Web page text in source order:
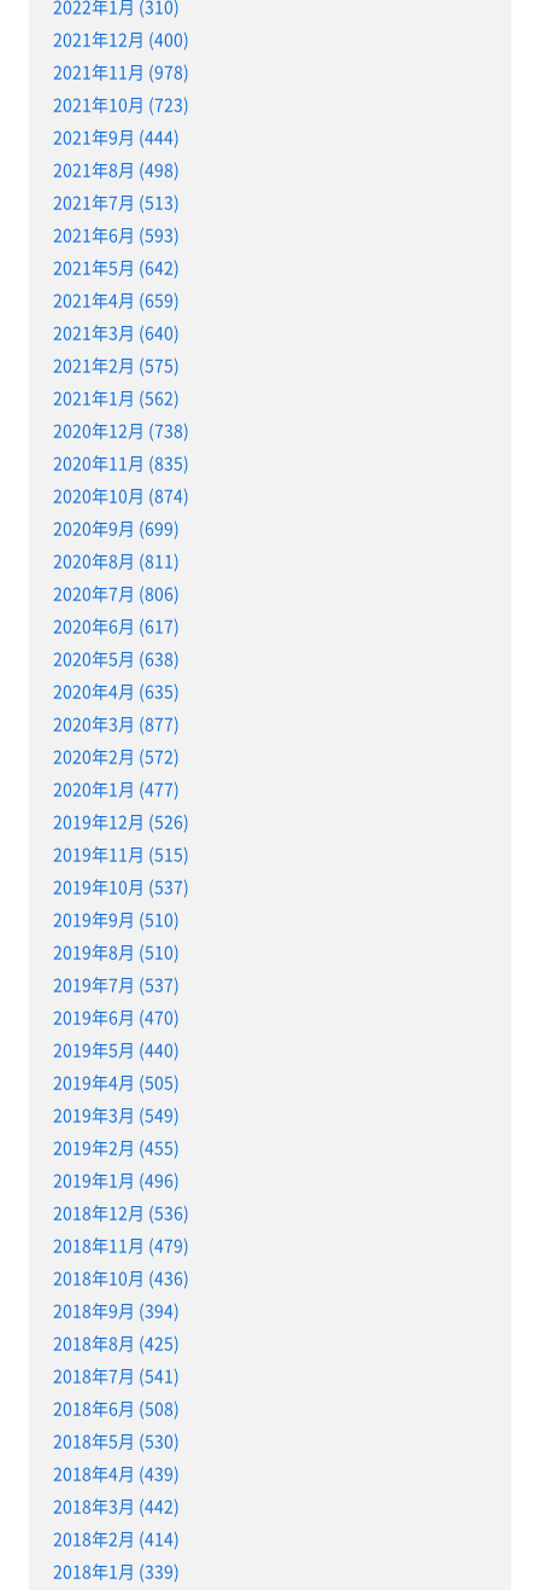
2022年1月 (310)
2021年12月 (400)
2021年11月 (978)
2021年10月 (723)
2021年9月 (444)
2021年8月 (498)
2021年7月 (513)
2021年6月 (593)
2021年5月 (642)
2021年4月 (659)
2021年3月 (640)
2021年2月 (575)
2021年1月 (562)
2020年12月 (738)
2020年11月 (835)
2020年10月 (874)
2020年9月 (699)
2020年8月 (811)
2020年7月 (806)
2020年6月 (617)
2020年5月 (638)
2020年4月 (635)
2020年3月 (877)
2020年2月 (572)
2020年1月 (477)
2019年12月 (526)
2019年11月 (515)
2019年10月 (537)
2019年9月 (510)
2019年8月 (510)
2019年7月 (537)
2019年6月 (470)
2019年5月 (440)
2019年4月 (505)
2019年3月 (549)
2019年2月 (455)
2019年1月 (496)
2018年12月 (536)
2018年11月 (479)
2018年10月 (436)
2018年9月 (394)
2018年8月 (425)
2018年7月 (541)
2018年6月 (508)
2018年5月 (530)
2018年4月 (439)
2018年3月 (442)
2018年2月 (414)
2018年1月 (339)